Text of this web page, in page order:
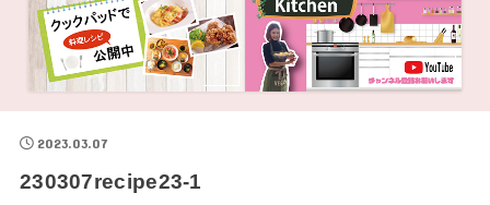
2023.03.07
230307recipe23-1